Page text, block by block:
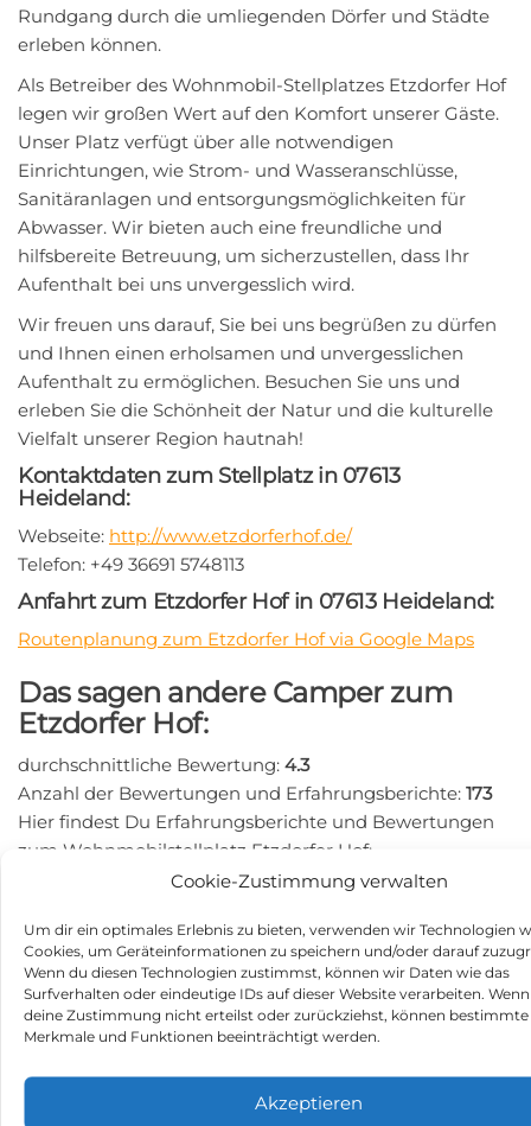
Cookie-Zustimmung verwalten
Um dir ein optimales Erlebnis zu bieten, verwenden wir Technologien
Cookies, um Geräteinformationen zu speichern und/oder darauf
Wenn du diesen Technologien zustimmst, können wir Daten wie das
Surfverhalten oder eindeutige IDs auf dieser Website verarbeiten.
deine Zustimmung nicht erteilst oder zurückziehst, können bestimmte
Merkmale und Funktionen beeinträchtigt werden.
Akzeptieren
Rundgang durch die umliegenden Dörfer und Städte
erleben können.
Als Betreiber des Wohnmobil-Stellplatzes Etzdorfer Hof
legen wir großen Wert auf den Komfort unserer Gäste.
Unser Platz verfügt über alle notwendigen
Einrichtungen, wie Strom- und Wasseranschlüsse,
Sanitäranlagen und entsorgungsmöglichkeiten für
Abwasser. Wir bieten auch eine freundliche und
hilfsbereite Betreuung, um sicherzustellen, dass Ihr
Aufenthalt bei uns unvergesslich wird.
Wir freuen uns darauf, Sie bei uns begrüßen zu dürfen
und Ihnen einen erholsamen und unvergesslichen
Aufenthalt zu ermöglichen. Besuchen Sie uns und
erleben Sie die Schönheit der Natur und die kulturelle
Vielfalt unserer Region hautnah!
Kontaktdaten zum Stellplatz in 07613
Heideland:
Webseite: http://www.etzdorferhof.de/
Telefon: +49 36691 5748113
Anfahrt zum Etzdorfer Hof in 07613 Heideland:
Routenplanung zum Etzdorfer Hof via Google Maps
Das sagen andere Camper zum
Etzdorfer Hof:
durchschnittliche Bewertung: 4.3
Anzahl der Bewertungen und Erfahrungsberichte: 173
Hier findest Du Erfahrungsberichte und Bewertungen
zum Wohnmobilstellplatz Etzdorfer Hof:
https://search.google.com/local/writereview?
Beitragsnavigation
Vorheriger
Beitrag
ZURÜCK
Ferienhof Dubberke
Wohnmobilstellplatz in
18069 Lambrechtshagen
WEITER
Rehmseecamp in 19071
Brüsewitz
Kategorie Stellplätze
Stellplatz in 07613 Heideland